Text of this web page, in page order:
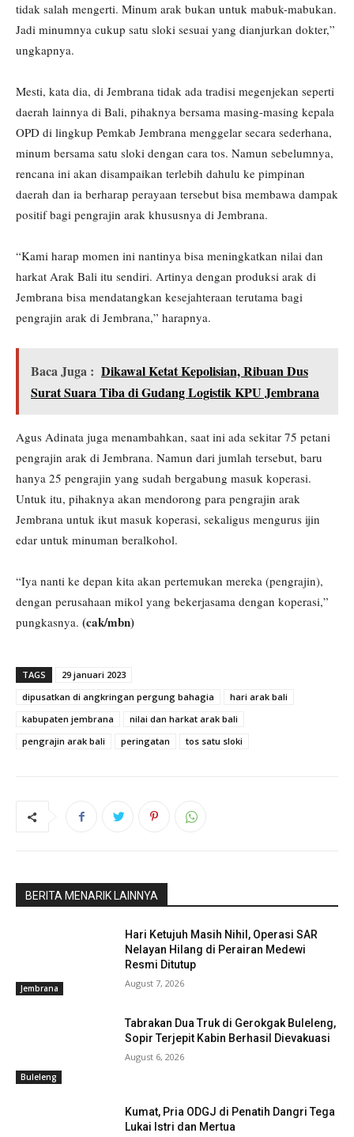
tidak salah mengerti. Minum arak bukan untuk mabuk-mabukan.
Jadi minumnya cukup satu sloki sesuai yang dianjurkan dokter,”
ungkapnya.
Mesti, kata dia, di Jembrana tidak ada tradisi megenjekan seperti
daerah lainnya di Bali, pihaknya bersama masing-masing kepala
OPD di lingkup Pemkab Jembrana menggelar secara sederhana,
minum bersama satu sloki dengan cara tos. Namun sebelumnya,
rencana ini akan disampaikan terlebih dahulu ke pimpinan
daerah dan ia berharap perayaan tersebut bisa membawa dampak
positif bagi pengrajin arak khususnya di Jembrana.
“Kami harap momen ini nantinya bisa meningkatkan nilai dan
harkat Arak Bali itu sendiri. Artinya dengan produksi arak di
Jembrana bisa mendatangkan kesejahteraan terutama bagi
pengrajin arak di Jembrana,” harapnya.
Baca Juga : Dikawal Ketat Kepolisian, Ribuan Dus
Surat Suara Tiba di Gudang Logistik KPU Jembrana
Agus Adinata juga menambahkan, saat ini ada sekitar 75 petani
pengrajin arak di Jembrana. Namun dari jumlah tersebut, baru
hanya 25 pengrajin yang sudah bergabung masuk koperasi.
Untuk itu, pihaknya akan mendorong para pengrajin arak
Jembrana untuk ikut masuk koperasi, sekaligus mengurus ijin
edar untuk minuman beralkohol.
“Iya nanti ke depan kita akan pertemukan mereka (pengrajin),
dengan perusahaan mikol yang bekerjasama dengan koperasi,”
pungkasnya. (cak/mbn)
TAGS
29 januari 2023
dipusatkan di angkringan pergung bahagia
hari arak bali
kabupaten jembrana
nilai dan harkat arak bali
pengrajin arak bali
peringatan tos satu sloki
BERITA MENARIK LAINNYA
Jembrana
Hari Ketujuh Masih Nihil, Operasi SAR
Nelayan Hilang di Perairan Medewi
Resmi Ditutup
August 7, 2026
Buleleng
Tabrakan Dua Truk di Gerokgak Buleleng,
Sopir Terjepit Kabin Berhasil Dievakuasi
August 6, 2026
Kumat, Pria ODGJ di Penatih Dangri Tega
Lukai Istri dan Mertua